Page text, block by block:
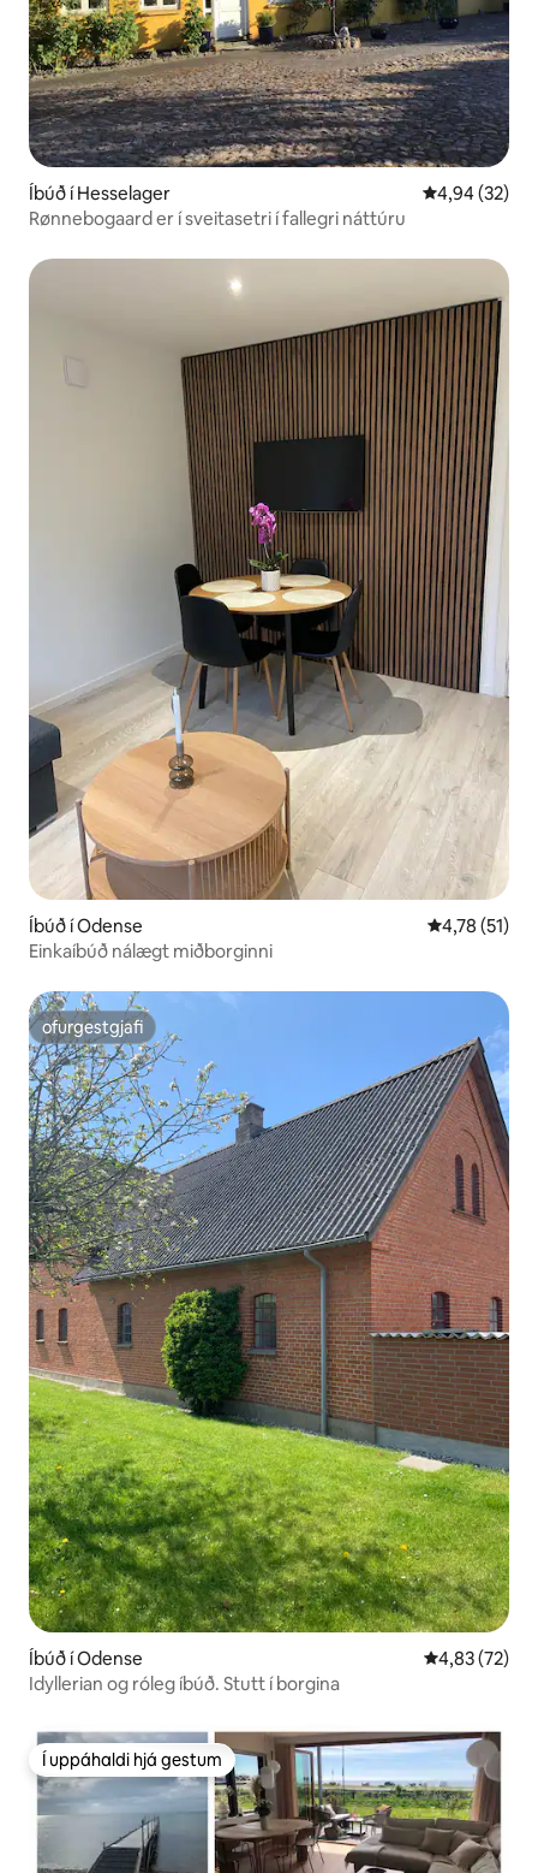
Íbúð í Hesselager 4,94 af 5 í
4,94 (32)
Rønnebogaard er í sveitasetri í fallegri náttúru
Íbúð í Odense 4,78 af 5 í
4,78 (51)
Einkaíbúð nálægt miðborginni
ofurgestgjafi
ofurgestgjafi
Íbúð í Odense 4,83 af 5 í
4,83 (72)
Idyllerian og róleg íbúð. Stutt í borgina
Í uppáhaldi hjá gestum
Í uppáhaldi hjá gestum